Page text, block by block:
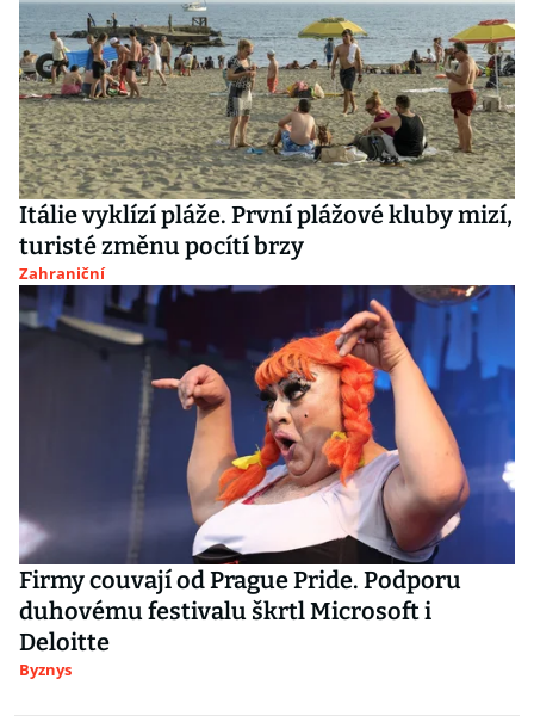
Itálie vyklízí pláže. První plážové kluby mizí,
turisté změnu pocítí brzy
Zahraniční
Firmy couvají od Prague Pride. Podporu
duhovému festivalu škrtl Microsoft i
Deloitte
Byznys